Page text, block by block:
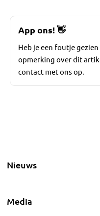
App ons!👋
Heb je een foutje
opmerking over dit
contact met ons op.
Nieuws
Media